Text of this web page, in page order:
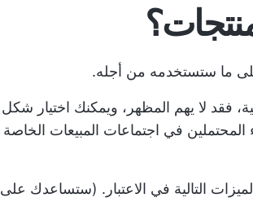
ما ستستخدمه من أجله.
فقد لا يهم المظهر، ويمكنك اختيار شكل
في اجتماعات المبيعات الخاصة
التالية في الاعتبار. (ستساعدك على